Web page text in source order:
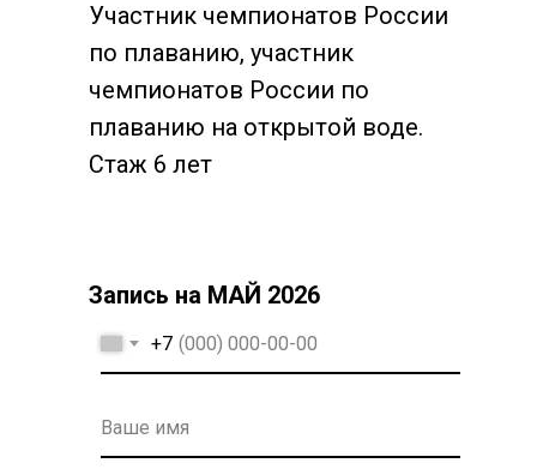
+7
Ваше имя
Запись на МАЙ 2026
Участник чемпионатов России
по плаванию, участник
чемпионатов России по
плаванию на открытой воде.
Стаж 6 лет